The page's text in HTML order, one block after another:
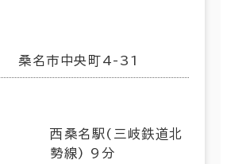
桑名市中央町4-31
西桑名駅(三岐鉄道北
勢線) 9分